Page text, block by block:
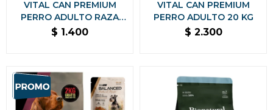
VITAL CAN PREMIUM
PERRO ADULTO RAZA
PEQUEÑA 7.5 KG
$ 1.400
VITAL CAN PREMIUM
PERRO ADULTO 20 KG
$ 2.300